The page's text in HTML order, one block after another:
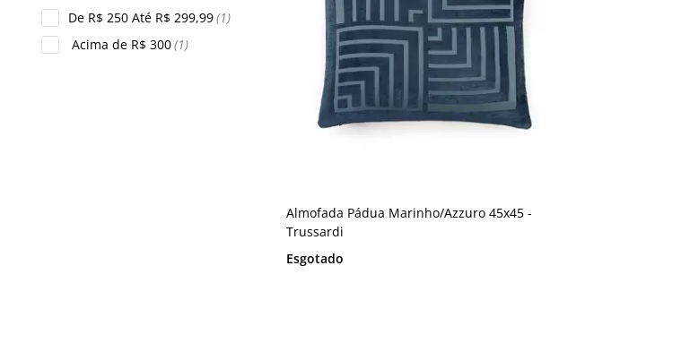
De R$ 250 Até R$ 299,99(1)
Acima de R$ 300(1)
Almofada Pádua Marinho/Azzuro 45x45 -
Trussardi
Esgotado